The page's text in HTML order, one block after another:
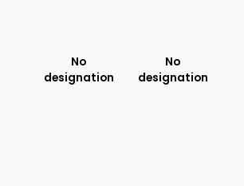
No
designation
No
designation